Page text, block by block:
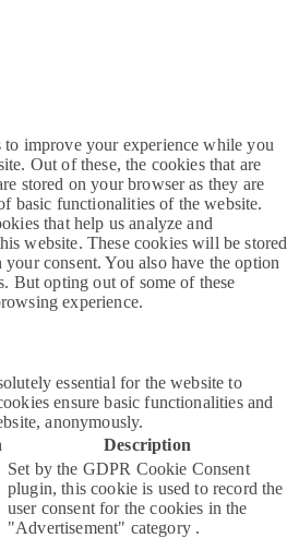
to improve your experience while you
Out of these, the cookies that are
stored on your browser as they are
basic functionalities of the website.
that help us analyze and
website. These cookies will be stored
consent. You also have the option
But opting out of some of these
experience.
essential for the website to
ensure basic functionalities and
anonymously.
Description
Set by the GDPR Cookie Consent
plugin, this cookie is used to record the
user consent for the cookies in the
"Advertisement" category .